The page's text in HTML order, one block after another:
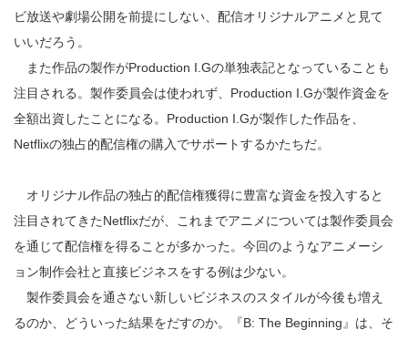
ビ放送や劇場公開を前提にしない、配信オリジナルアニメと見て
いいだろう。
また作品の製作がProduction I.Gの単独表記となっていることも
注目される。製作委員会は使われず、Production I.Gが製作資金を
全額出資したことになる。Production I.Gが製作した作品を、
Netflixの独占的配信権の購入でサポートするかたちだ。
オリジナル作品の独占的配信権獲得に豊富な資金を投入すると
注目されてきたNetflixだが、これまでアニメについては製作委員会
を通じて配信権を得ることが多かった。今回のようなアニメーシ
ョン制作会社と直接ビジネスをする例は少ない。
製作委員会を通さない新しいビジネスのスタイルが今後も増え
るのか、どういった結果をだすのか。『B: The Beginning』は、そ